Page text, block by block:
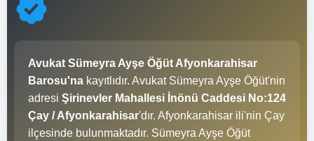
Avukat Sümeyra Ayşe Öğüt Afyonkarahisar
Barosu'na kayıtlıdır. Avukat Sümeyra Ayşe Öğüt'nin
adresi Şirinevler Mahallesi İnönü Caddesi No:124
Çay / Afyonkarahisar'dır. Afyonkarahisar ili'nin Çay
ilçesinde bulunmaktadır. Sümeyra Ayşe Öğüt